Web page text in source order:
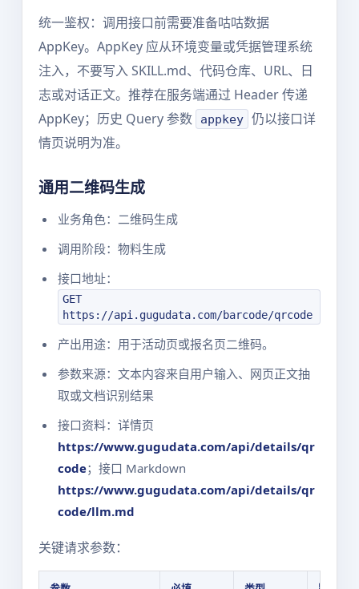
统一鉴权：调用接口前需要准备咕咕数据
AppKey。AppKey 应从环境变量或凭据管理系统
注入，不要写入 SKILL.md、代码仓库、URL、日
志或对话正文。推荐在服务端通过 Header 传递
AppKey；历史 Query 参数
appkey 仍以接口详
情页说明为准。
通用二维码生成
业务角色：二维码生成
调用阶段：物料生成
接口地址：
GET
https://api.gugudata.com/barcode/qrcode
产出用途：用于活动页或报名页二维码。
参数来源：文本内容来自用户输入、网页正文抽
取或文档识别结果
接口资料：详情页
https://www.gugudata.com/api/details/qr
code；接口 Markdown
https://www.gugudata.com/api/details/qr
code/llm.md
关键请求参数：